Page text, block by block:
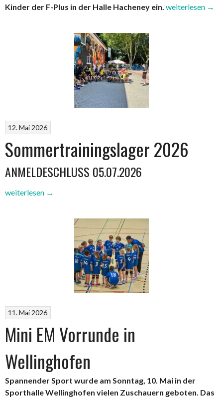
Kinder der F-Plus in der Halle Hacheney ein. „F-
weiterlesen →
12. Mai 2026
Sommertrainingslager 2026
ANMELDESCHLUSS 05.07.2026
„Sommertrainingslager
weiterlesen →
11. Mai 2026
Mini EM Vorrunde in
Wellinghofen
Spannender Sport wurde am Sonntag, 10. Mai in der
Sporthalle Wellinghofen vielen Zuschauern geboten. Das